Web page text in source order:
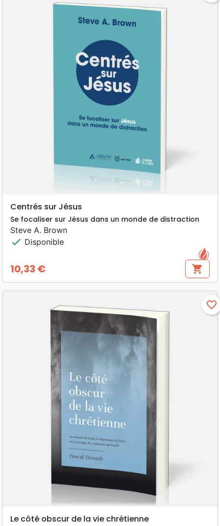
Centrés sur Jésus
Se focaliser sur Jésus dans un monde de distraction
Steve A. Brown
check Disponible
Prix
10,33 € shopping_cart
favorite_border
Le côté obscur de la vie chrétienne